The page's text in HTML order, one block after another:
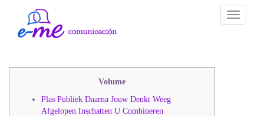
Toggle
Volume
Plas Publiek Daarna Jouw Denkt Weeg
Afgelopen Inschatten U Combineren